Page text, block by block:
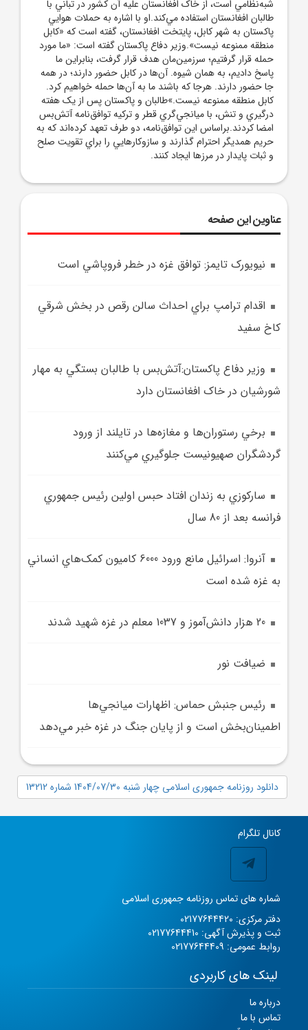
شبه‌نظامي است، از خاک افغانستان عليه آن کشور در تباني با
طالبان افغانستان استفاده مي‌کند.او با اشاره به حملات هوايي
پاکستان به شهر کابل، پايتخت افغانستان، گفته است که «کابل
منطقه‌ ممنوعه نيست».وزير دفاع پاکستان گفته است: «ما مورد
حمله قرار گرفتيم؛ سرزمين‌مان هدف قرار گرفت، بنابراين ما
پاسخ داديم، به همان شيوه. آن‌ها در کابل حضور دارند؛ در همه‌
جا حضور دارند. هرجا که باشند ما به آن‌ها حمله خواهيم کرد.
کابل منطقه ممنوعه نيست.»طالبان و پاکستان پس از يک هفته
درگيري و تنش، با ميانجي‌گري قطر و ترکيه توافق‌نامه‌ آتش‌بس
امضا کردند.براساس اين توافق‌نامه، دو طرف تعهد کرده‌اند که به
حريم همديگر احترام ‌گذارند و سازوکارهايي را براي تقويت صلح
و ثبات پايدار در مرزها ايجاد ‌کنند.
عناوین این صفحه
نيويورک تايمز: توافق غزه در خطر فروپاشي است
اقدام ترامپ براي احداث سالن رقص در بخش شرقي
کاخ سفيد
وزير دفاع پاکستان:آتش‌بس با طالبان بستگي به مهار
شورشيان در خاک افغانستان دارد
برخي رستوران‌ها و مغازه‌ها در تايلند از ورود
گردشگران صهيونيست جلوگيري مي‌کنند
سارکوزي به زندان افتاد حبس اولين رئيس جمهوري
فرانسه بعد از 80 سال
آنروا: اسرائيل مانع ورود 6000 کاميون کمک‌هاي انساني
به غزه شده است
20 هزار دانش‌آموز و 1037 معلم در غزه شهيد شدند
ضيافت نور
رئيس جنبش حماس: اظهارات ميانجي‌ها
اطمينان‌بخش است و از پايان جنگ در غزه خبر مي‌دهد
دانلود روزنامه جمهوری اسلامی چهار شنبه 1404/07/30 شماره 13212
کانال تلگرام
شماره های تماس روزنامه جمهوری اسلامی
دفتر مرکزی: 02177644420
ثبت و پذیرش آگهی: 02177644410
روابط عمومی: 02177644409
لینک های کاربردی
درباره ما
تماس با ما